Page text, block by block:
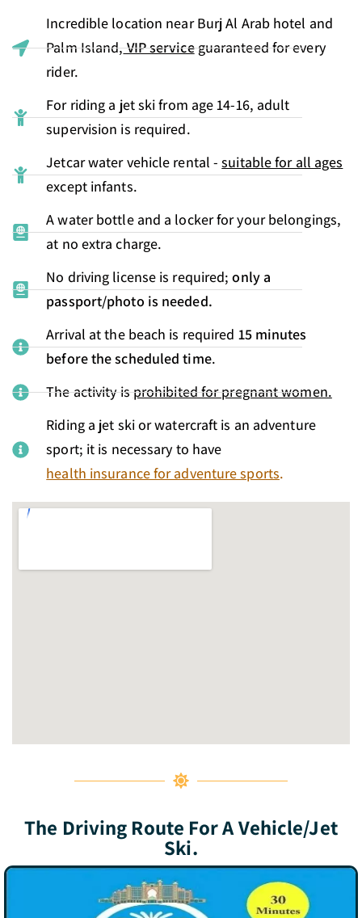
Incredible location near Burj Al Arab hotel and
Palm Island,VIP serviceguaranteed for every
rider.
For riding a jet ski from age 14-16, adult
supervision is required.
Jetcar water vehicle rental -suitable for all ages
except infants.
A water bottle and a locker for your belongings,
at no extra charge.
No driving license is required;only a
passport/photo is needed.
Arrival at the beach is required 15 minutes
before the scheduled time.
The activity isprohibited for pregnant women.
Riding a jet ski or watercraft is an adventure
sport; it is necessary to have
health insurance for adventure sports.
The Driving Route For A Vehicle/jet
Ski.